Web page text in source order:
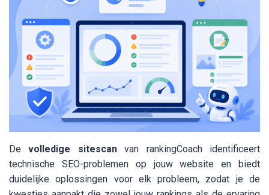
Devolledige sitescanvan rankingCoach identificeert
technische SEO-problemen op jouw website en biedt
duidelijke oplossingen voor elk probleem, zodat je de